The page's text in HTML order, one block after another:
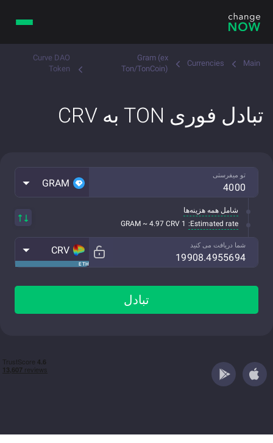
Main
Currencies
Gram (ex
Ton/TonCoin)
Curve DAO
Token
تبادل فوری TON به CRV
تو میفرستی
GRAM
شامل همه هزینه‌ها
Estimated rate:
1 GRAM ~ 4.97 CRV
شما دریافت می کنید
ETH
CRV
تبادل